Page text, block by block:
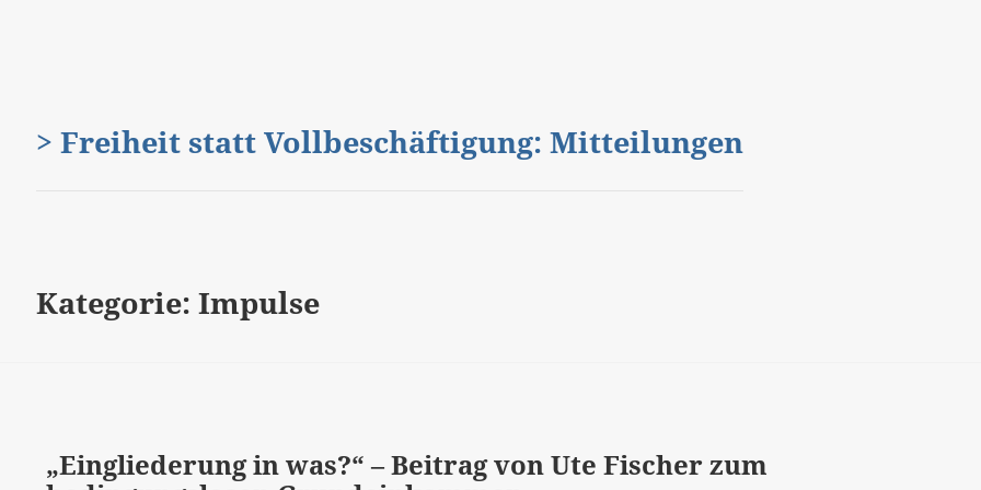
> Freiheit statt Vollbeschäftigung: Mitteilungen
Kategorie:Impulse
„Eingliederung in was?“ – Beitrag von Ute Fischer zum